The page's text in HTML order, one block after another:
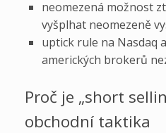
neomezená možnost
vyšplhat neomezeně
uptick rule na Nasdaq
amerických brokerů
Proč je „short
obchodní taktika